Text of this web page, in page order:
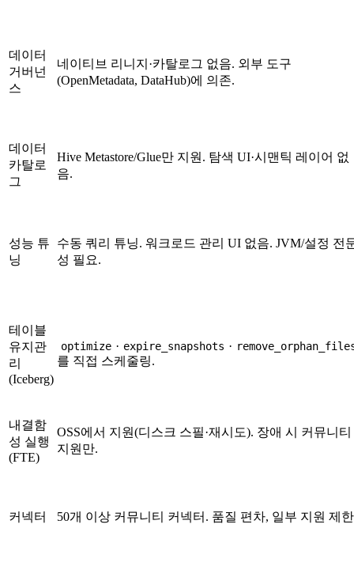
데이터
거버넌
스
네이티브 리니지·카탈로그 없음. 외부 도구
(OpenMetadata, DataHub)에 의존.
데이터
카탈로
그
Hive Metastore/Glue만 지원. 탐색 UI·시맨틱 레이어 없
음.
성능 튜
닝
수동 쿼리 튜닝. 워크로드 관리 UI 없음. JVM/설정 전
성 필요.
테이블
유지관
리
(Iceberg)
optimize · expire_snapshots ·
를 직접 스케줄링.
내결함
성 실행
(FTE)
OSS에서 지원(디스크 스필·재시도). 장애 시 커뮤니티
지원만.
커넥터 50개 이상 커뮤니티 커넥터. 품질 편차, 일부 지원 제